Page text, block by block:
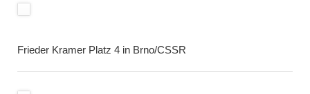
Frieder Kramer Platz 4 in Brno/CSSR